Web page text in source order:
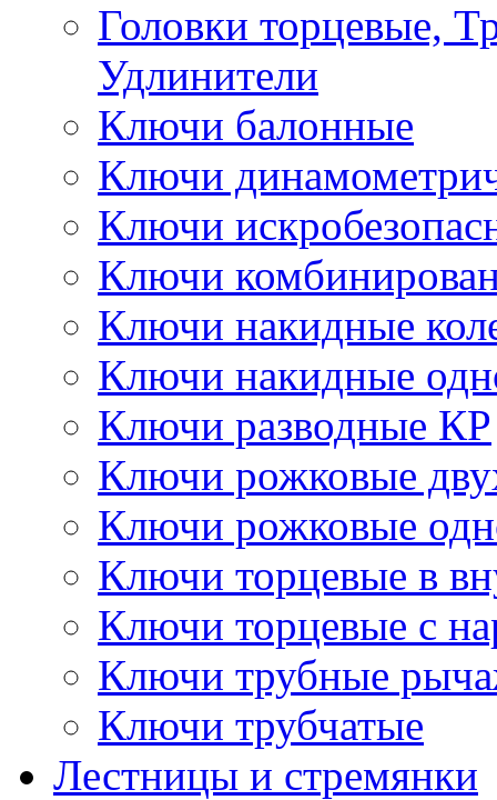
Головки торцевые,
Удлинители
Ключи балонные
Ключи
Ключи
Ключи
Ключи накидные
Ключи накидные
Ключи разводные КР
Ключи рожковые
Ключи рожковые
Ключи торцевые в
Ключи торцевые с
Ключи трубные
Ключи трубчатые
Лестницы и стремянки